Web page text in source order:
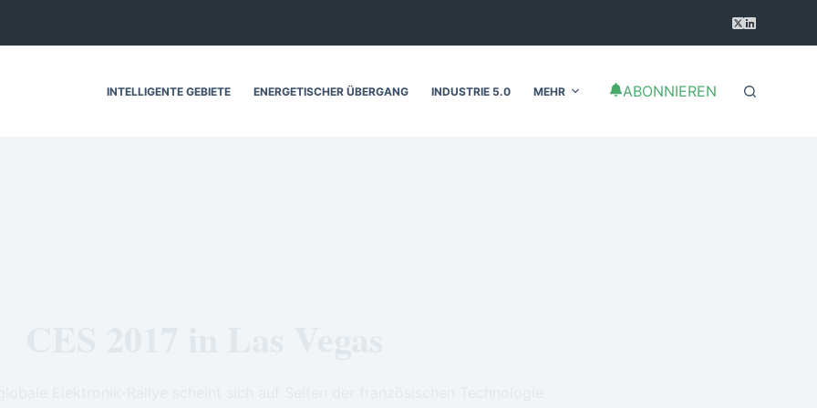
INTELLIGENTE GEBIETE ENERGETISCHER ÜBERGANG INDUSTRIE 5.0 MEHR ABONNIEREN